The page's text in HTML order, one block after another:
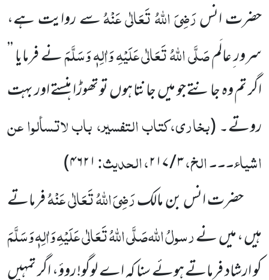
حضرت انسرَضِیَ اللہُ تَعَالٰی عَنْہُسے روایت ہے،
سرور ِعالَمصَلَّی اللہُ تَعَالٰی عَلَیْہِ وَاٰلِہٖ وَسَلَّمَنے فرمایا ’’
اگر تم وہ جانتے جو میں جانتا ہوں تو تھوڑا ہنستے اور بہت
روتے۔(بخاری،کتاب التفسیر، باب لاتسألوا عن
اشیاء۔۔۔ الخ،۳/۲۱۷، الحدیث:۴۶۲۱)
حضرت انس بن مالکرَضِیَ اللہُ تَعَالٰی عَنْہُفرماتے
ہیں ، میں نےرسولُ اللہصَلَّی اللہُ تَعَالٰی عَلَیْہِ وَاٰلِہٖ وَسَلَّمَ
کو ارشادفرماتے ہوئے سنا کہ اے لوگو! روؤ، اگر تمہیں